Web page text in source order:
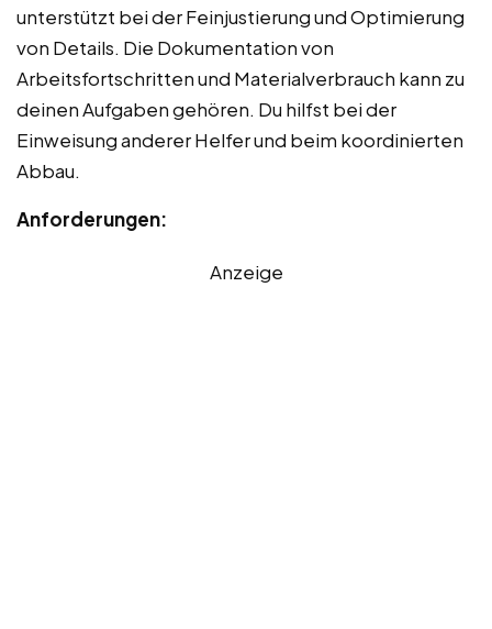
unterstützt bei der Feinjustierung und Optimierung
von Details. Die Dokumentation von
Arbeitsfortschritten und Materialverbrauch kann zu
deinen Aufgaben gehören. Du hilfst bei der
Einweisung anderer Helfer und beim koordinierten
Abbau.
Anforderungen:
Anzeige